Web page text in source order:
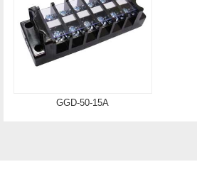
GGD-50-15A